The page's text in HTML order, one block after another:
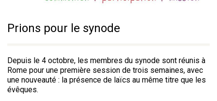
Prions pour le synode
Depuis le 4 octobre, les membres du synode sont réunis à
Rome pour une première session de trois semaines, avec
une nouveauté : la présence de laïcs au même titre que les
évêques.